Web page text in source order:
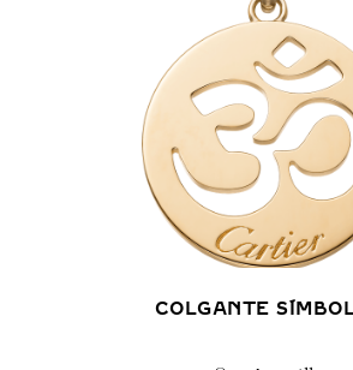
COLGANTE